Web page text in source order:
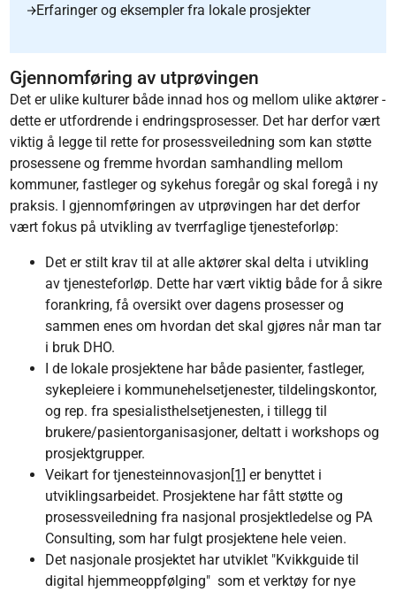
Erfaringer og eksempler fra lokale prosjekter
Gjennomføring av utprøvingen
Det er ulike kulturer både innad hos og mellom ulike aktører -
dette er utfordrende i endringsprosesser. Det har derfor vært
viktig å legge til rette for prosessveiledning som kan støtte
prosessene og fremme hvordan samhandling mellom
kommuner, fastleger og sykehus foregår og skal foregå i ny
praksis. I gjennomføringen av utprøvingen har det derfor
vært fokus på utvikling av tverrfaglige tjenesteforløp:
Det er stilt krav til at alle aktører skal delta i utvikling
av tjenesteforløp. Dette har vært viktig både for å sikre
forankring, få oversikt over dagens prosesser og
sammen enes om hvordan det skal gjøres når man tar
i bruk DHO.
I de lokale prosjektene har både pasienter, fastleger,
sykepleiere i kommunehelsetjenester, tildelingskontor,
og rep. fra spesialisthelsetjenesten, i tillegg til
brukere/pasientorganisasjoner, deltatt i workshops og
prosjektgrupper.
Veikart for tjenesteinnovasjon[1] er benyttet i
utviklingsarbeidet. Prosjektene har fått støtte og
prosessveiledning fra nasjonal prosjektledelse og PA
Consulting, som har fulgt prosjektene hele veien.
Det nasjonale prosjektet har utviklet "Kvikkguide til
digital hjemmeoppfølging" som et verktøy for nye